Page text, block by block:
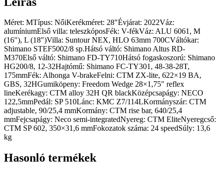
Méret: MTípus: NőiKerékméret: 28″Évjárat: 2022Váz:
alumíniumElső villa: teleszkóposFék: V-fékVáz: ALU 6061, M
(16″), L (18″)Villa: Suntour NEX, HLO 63mm 700CVáltókar:
Shimano STEF5002/8 sp.Hátsó váltó: Shimano Altus RD-
M370Első váltó: Shimano FD-TY710Hátsó fogaskoszorú: Shimano
HG200/8, 12-32Hajtómű: Shimano FC-TY301, 48-38-28T,
175mmFék: Alhonga V-brakeFelni: CTM ZX-lite, 622×19 BA,
GBS, 32HGumiköpeny: Freedom Wedge 28×1,75″ reflex
lineKerékagy: CTM alloy 32H QR blackKözépcsapágy: NECO
122,5mmPedál: SP 510Lánc: KMC Z7/114LKormányszár: CTM
adjustable, 90/25,4 mmKormány: CTM rise bar, 640/25,4
mmFejcsapágy: Neco semi-integratedNyereg: CTM EliteNyeregcső:
CTM SP 602, 350×31,6 mmFokozatok száma: 24 speedSúly: 13,6
kg
Hasonló termékek